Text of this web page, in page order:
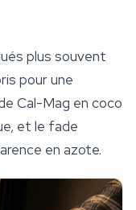
plus souvent
pour une
Cal-Mag en coco
et le fade
en azote.